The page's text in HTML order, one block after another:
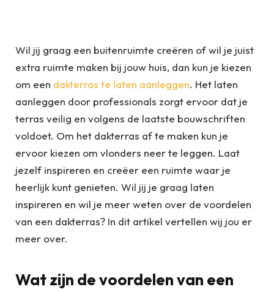
Wil jij graag een buitenruimte creëren of wil je juist
extra ruimte maken bij jouw huis, dan kun je kiezen
om een dakterras te laten aanleggen. Het laten
aanleggen door professionals zorgt ervoor dat je
terras veilig en volgens de laatste bouwschriften
voldoet. Om het dakterras af te maken kun je
ervoor kiezen om vlonders neer te leggen. Laat
jezelf inspireren en creëer een ruimte waar je
heerlijk kunt genieten. Wil jij je graag laten
inspireren en wil je meer weten over de voordelen
van een dakterras? In dit artikel vertellen wij jou er
meer over.
Wat zijn de voordelen van een